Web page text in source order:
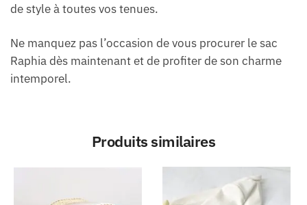
de style à toutes vos tenues.
Ne manquez pas l’occasion de vous procurer le sac
Raphia dès maintenant et de profiter de son charme
intemporel.
Produits similaires